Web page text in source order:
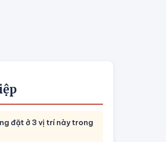
đặt ở 3 vị trí này trong